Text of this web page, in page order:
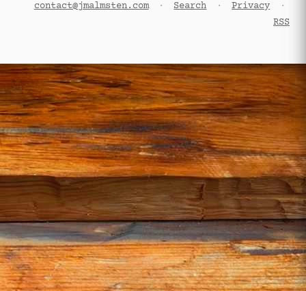
contact@jmalmsten.com
· Search · Privacy
·
RSS